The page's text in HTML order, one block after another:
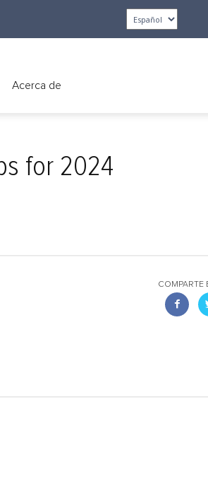
Acerca de
for 2024
COMPARTE